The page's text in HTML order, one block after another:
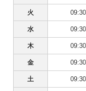
火
水
木
金
土